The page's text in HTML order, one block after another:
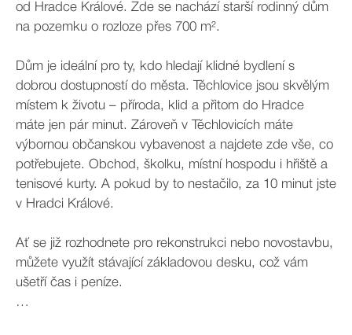
od Hradce Králové. Zde se nachází starší rodinný dům
na pozemku o rozloze přes 700 m².
Dům je ideální pro ty, kdo hledají klidné bydlení s
dobrou dostupností do města. Těchlovice jsou skvělým
místem k životu – příroda, klid a přitom do Hradce
máte jen pár minut. Zároveň v Těchlovicích máte
výbornou občanskou vybavenost a najdete zde vše, co
potřebujete. Obchod, školku, místní hospodu i hřiště a
tenisové kurty. A pokud by to nestačilo, za 10 minut jste
v Hradci Králové.
Ať se již rozhodnete pro rekonstrukci nebo novostavbu,
můžete využít stávající základovou desku, což vám
ušetří čas i peníze.